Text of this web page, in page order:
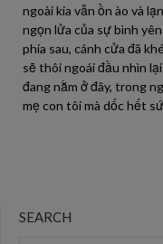
ngoài kia vẫn ồn ào và
ngọn lửa của sự bình
phía sau, cánh cửa đã
sẽ thôi ngoái đầu nhìn
đang nằm ở đây, trong
mẹ con tôi mà dốc hết
SEARCH